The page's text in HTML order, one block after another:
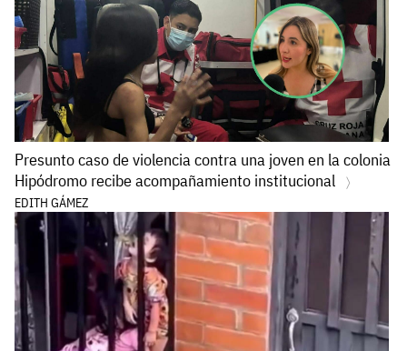
Presunto caso de violencia contra una joven en la colonia
Hipódromo recibe acompañamiento institucional
EDITH GÁMEZ